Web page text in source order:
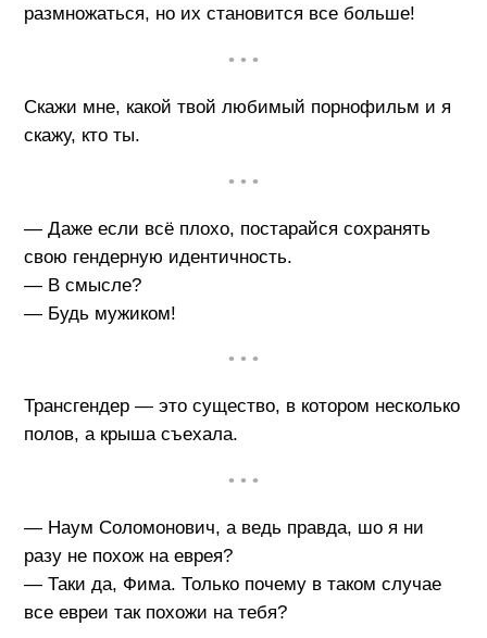
размножаться, но их становится все больше!
• • •
Скажи мне, какой твой любимый порнофильм и я
скажу, кто ты.
• • •
— Даже если всё плохо, постарайся сохранять
свою гендерную идентичность.
— В смысле?
— Будь мужиком!
• • •
Трансгендер — это существо, в котором несколько
полов, а крыша съехала.
• • •
— Наум Соломонович, а ведь правда, шо я ни
разу не похож на еврея?
— Таки да, Фима. Только почему в таком случае
все евреи так похожи на тебя?